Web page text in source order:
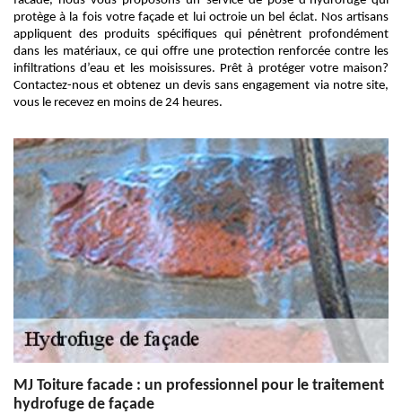
protège à la fois votre façade et lui octroie un bel éclat. Nos artisans
appliquent des produits spécifiques qui pénètrent profondément
dans les matériaux, ce qui offre une protection renforcée contre les
infiltrations d’eau et les moisissures. Prêt à protéger votre maison?
Contactez-nous et obtenez un devis sans engagement via notre site,
vous le recevez en moins de 24 heures.
MJ Toiture facade : un professionnel pour le traitement
hydrofuge de façade